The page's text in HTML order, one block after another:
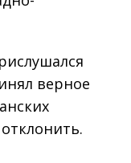
верное